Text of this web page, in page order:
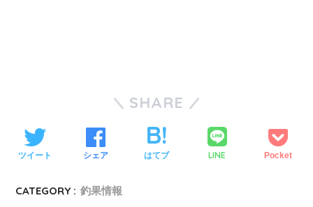
SHARE
ツイート シェア はてブ LINE Pocket
CATEGORY : 釣果情報